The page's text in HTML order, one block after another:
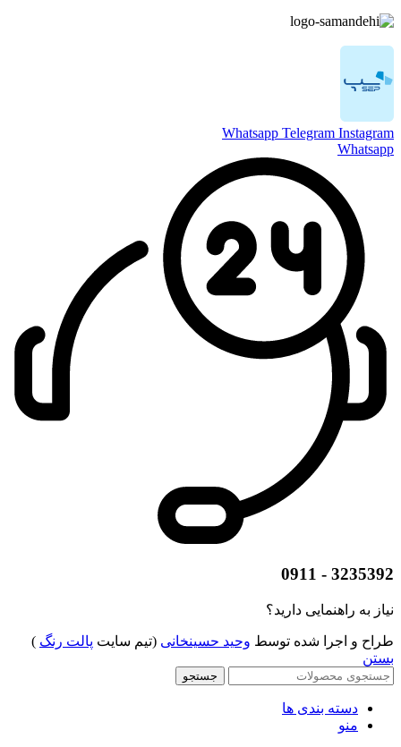
Whatsapp Telegram Instagram
Whatsapp
3235392 - 0911
نیاز به راهنمایی دارید؟
طراح و اجرا شده توسط وحید حسینخانی (تیم سایت پالت رنگ )
بستن
جستجو
دسته بندی ها
منو